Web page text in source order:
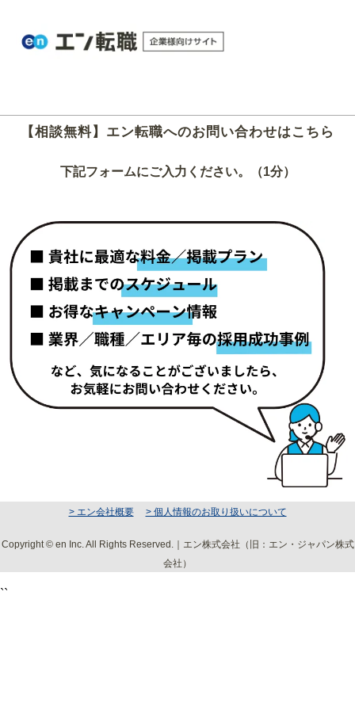
【相談無料】エン転職へのお問い合わせはこちら
下記フォームにご入力ください。（1分）
> エン会社概要 > 個人情報のお取り扱いについて
Copyright © en Inc. All Rights Reserved.｜エン株式会社（旧：エン・ジャパン株式
会社）
``